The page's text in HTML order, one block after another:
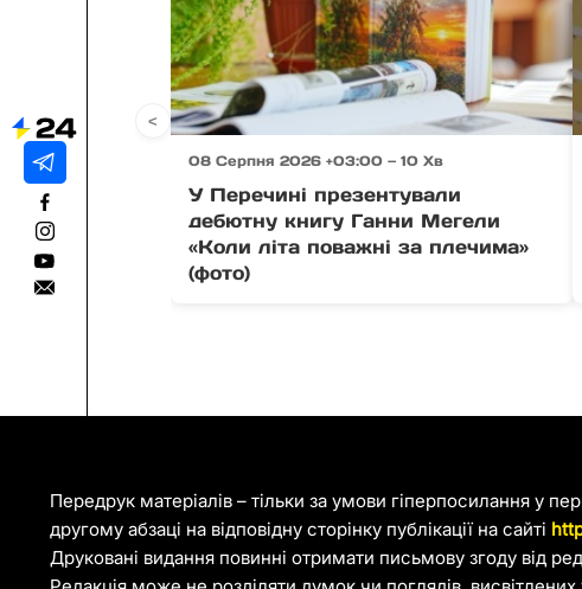
08 Серпня 2026 +03:00 — 10 Хв
У Перечині презентували
дебютну книгу Ганни Мегели
«Коли літа поважні за плечима»
(фото)
<
Передрук матеріалів – тільки за умови гіперпосилання у
другому абзаці на відповідну сторінку публікації на сайті
Друковані видання повинні отримати письмову згоду від